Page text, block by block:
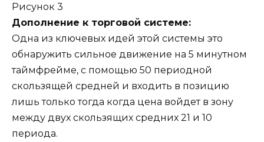
Рисунок 3
Дополнение к торговой системе:
Одна из ключевых идей этой системы это
обнаружить сильное движение на 5 минутном
таймфрейме, с помощью 50 периодной
скользящей средней и входить в позицию
лишь только тогда когда цена войдет в зону
между двух скользящих средних 21 и 10
периода.